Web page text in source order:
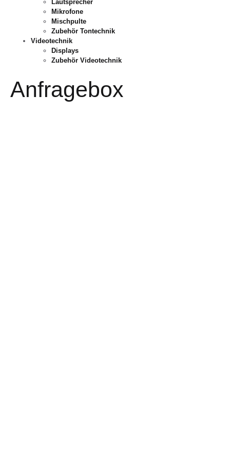
Lautsprecher
Mikrofone
Mischpulte
Zubehör Tontechnik
Videotechnik
Displays
Zubehör Videotechnik
Anfragebox